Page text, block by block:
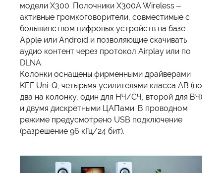
модели X300. Полочники X300A Wireless –
активные громкоговорители, совместимые с
большинством цифровых устройств на базе
Apple или Android и позволяющие скачивать
аудио контент через протокол Airplay или по
DLNA.
Колонки оснащены фирменными драйверами
KEF Uni-Q, четырьмя усилителями класса AB (по
два на колонку, один для НЧ/СЧ, второй для ВЧ)
и двумя дискретными ЦАПами. В проводном
режиме предусмотрено USB подключение
(разрешение 96 кГц/24 бит).